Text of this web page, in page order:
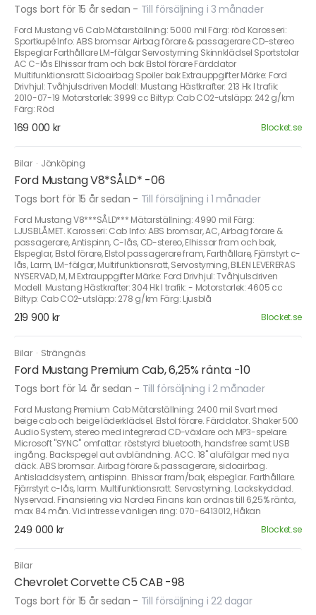
Togs bort för 15 år sedan - Till försäljning i 3 månader
Ford Mustang v6 Cab Mätarställning: 5000 mil Färg: röd Karosseri:
Sportkupé Info: ABS bromsar Airbag förare & passagerare CD-stereo
Elspeglar Farthållare LM-fälgar Servostyrning Skinnklädsel Sportstolar
AC C-lås Elhissar fram och bak Elstol förare Färddator
Multifunktionsratt Sidoairbag Spoiler bak Extrauppgifter Märke: Ford
Drivhjul: Tvåhjulsdriven Modell: Mustang Hästkrafter: 213 Hk I trafik:
2010-07-19 Motorstorlek: 3999 cc Biltyp: Cab CO2-utsläpp: 242 g/km
Färg: Röd
169 000 kr Blocket.se
Bilar · Jönköping
Ford Mustang V8*SÅLD* -06
Togs bort för 15 år sedan - Till försäljning i 1 månader
Ford Mustang V8***SÅLD*** Mätarställning: 4990 mil Färg:
LJUSBLÅMET. Karosseri: Cab Info: ABS bromsar, AC, Airbag förare &
passagerare, Antispinn, C-lås, CD-stereo, Elhissar fram och bak,
Elspeglar, Elstol förare, Elstol passagerare fram, Farthållare, Fjärrstyrt c-
lås, Larm, LM-fälgar, Multifunktionsratt, Servostyrning, BILEN LEVERERAS
NYSERVAD, M, M Extrauppgifter Märke: Ford Drivhjul: Tvåhjulsdriven
Modell: Mustang Hästkrafter: 304 Hk I trafik: - Motorstorlek: 4605 cc
Biltyp: Cab CO2-utsläpp: 278 g/km Färg: Ljusblå
219 900 kr Blocket.se
Bilar · Strängnäs
Ford Mustang Premium Cab, 6,25% ränta -10
Togs bort för 14 år sedan - Till försäljning i 2 månader
Ford Mustang Premium Cab Mätarställning: 2400 mil Svart med
beige cab och beige läderklädsel. Elstol förare. Färddator. Shaker 500
Audio System, stereo med integrerad CD-växlare och MP3-spelare.
Microsoft "SYNC" omfattar: röststyrd bluetooth, handsfree samt USB
ingång. Backspegel aut avbländning. ACC. 18" alufälgar med nya
däck. ABS bromsar. Airbag förare & passagerare, sidoairbag.
Antisladdsystem, antispinn. Elhissar fram/bak, elspeglar. Farthållare.
Fjärrstyrt c-lås, larm. Multifunktionsratt. Servostyrning. Lackskyddad.
Nyservad. Finansiering via Nordea Finans kan ordnas till 6,25% ränta,
max 84 mån. Vid intresse vänligen ring: 070-6413012, Håkan
249 000 kr Blocket.se
Bilar
Chevrolet Corvette C5 CAB -98
Togs bort för 15 år sedan - Till försäljning i 22 dagar